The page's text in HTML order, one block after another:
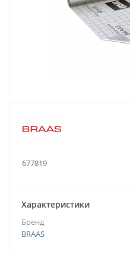
677819
Характеристики
Бренд
BRAAS